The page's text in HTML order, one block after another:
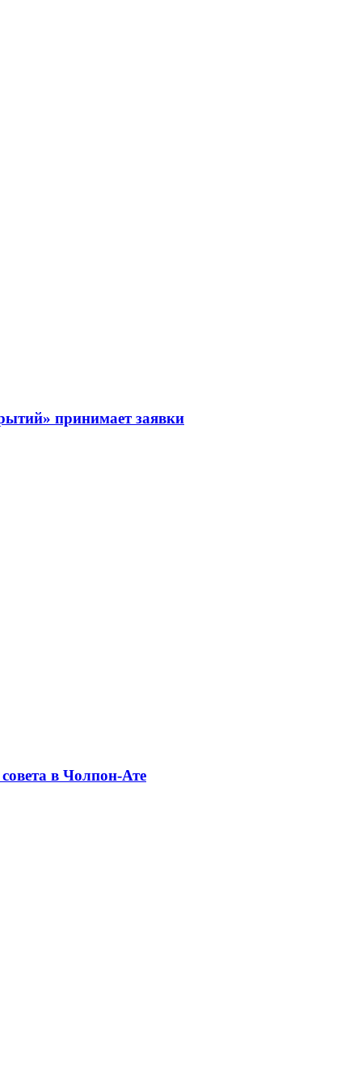
принимает заявки
в Чолпон-Ате